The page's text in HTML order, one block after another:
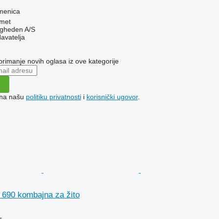
A/S
novih oglasa iz ove kategorije
našu politiku privatnostii korisnički ugovor.
kombajna za žito